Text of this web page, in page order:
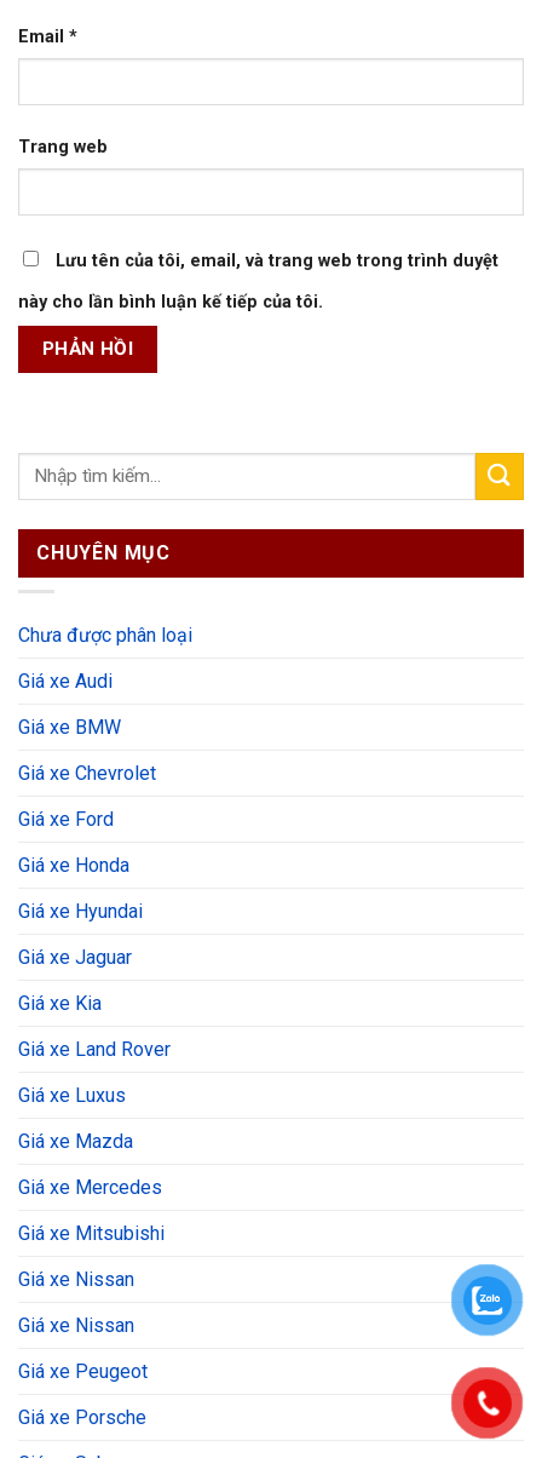
Email *
Trang web
Lưu tên của tôi, email, và trang web trong trình duyệt
này cho lần bình luận kế tiếp của tôi.
CHUYÊN MỤC
Chưa được phân loại
Giá xe Audi
Giá xe BMW
Giá xe Chevrolet
Giá xe Ford
Giá xe Honda
Giá xe Hyundai
Giá xe Jaguar
Giá xe Kia
Giá xe Land Rover
Giá xe Luxus
Giá xe Mazda
Giá xe Mercedes
Giá xe Mitsubishi
Giá xe Nissan
Giá xe Nissan
Giá xe Peugeot
Giá xe Porsche